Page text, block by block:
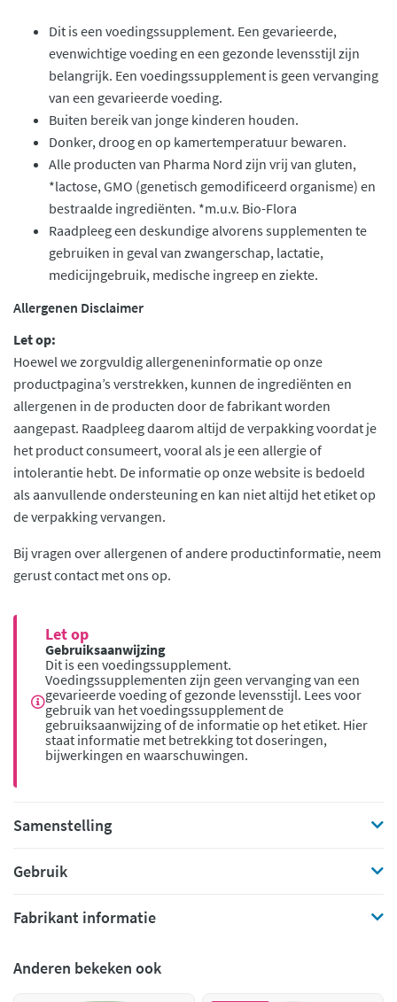
Dit is een voedingssupplement. Een gevarieerde,
evenwichtige voeding en een gezonde levensstijl zijn
belangrijk. Een voedingssupplement is geen vervanging
van een gevarieerde voeding.
Buiten bereik van jonge kinderen houden.
Donker, droog en op kamertemperatuur bewaren.
Alle producten van Pharma Nord zijn vrij van gluten,
*lactose, GMO (genetisch gemodificeerd organisme) en
bestraalde ingrediënten. *m.u.v. Bio-Flora
Raadpleeg een deskundige alvorens supplementen te
gebruiken in geval van zwangerschap, lactatie,
medicijngebruik, medische ingreep en ziekte.
Allergenen Disclaimer
Let op:
Hoewel we zorgvuldig allergeneninformatie op onze
productpagina’s verstrekken, kunnen de ingrediënten en
allergenen in de producten door de fabrikant worden
aangepast. Raadpleeg daarom altijd de verpakking voordat je
het product consumeert, vooral als je een allergie of
intolerantie hebt. De informatie op onze website is bedoeld
als aanvullende ondersteuning en kan niet altijd het etiket op
de verpakking vervangen.
Bij vragen over allergenen of andere productinformatie, neem
gerust contact met ons op.
Let op
Gebruiksaanwijzing
Dit is een voedingssupplement.
Voedingssupplementen zijn geen vervanging van een
gevarieerde voeding of gezonde levensstijl. Lees voor
gebruik van het voedingssupplement de
gebruiksaanwijzing of de informatie op het etiket. Hier
staat informatie met betrekking tot doseringen,
bijwerkingen en waarschuwingen.
Samenstelling
Gebruik
Fabrikant informatie
Anderen bekeken ook